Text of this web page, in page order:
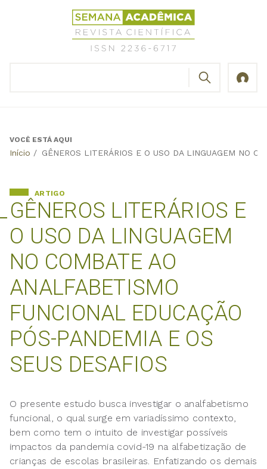
Revista
Científica
Semana
Back
VOCÊ ESTÁ AQUI
Início / GÊNEROS LITERÁRIOS E O USO DA LINGUAGEM NO
GÊNEROS LITERÁRIOS E
O USO DA LINGUAGEM
NO COMBATE AO
ANALFABETISMO
FUNCIONAL EDUCAÇÃO
PÓS-PANDEMIA E OS
SEUS DESAFIOS
ARTIGO
O presente estudo busca investigar o analfabetismo
funcional, o qual surge em variadíssimo contexto,
bem como tem o intuito de investigar possíveis
impactos da pandemia covid-19 na alfabetização de
crianças de escolas brasileiras. Enfatizando os demais